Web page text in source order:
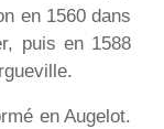
en 1560 dans
puis en 1588
en Augelot.